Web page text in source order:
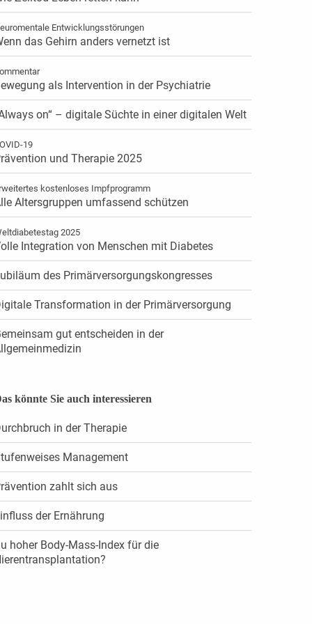
Entwicklungsstörungen
das Gehirn anders vernetzt ist
als Intervention in der Psychiatrie
on“ – digitale Süchte in einer digitalen Welt
19
und Therapie 2025
kostenloses Impfprogramm
Altersgruppen umfassend schützen
2025
Integration von Menschen mit Diabetes
des Primärversorgungskongresses
Transformation in der Primärversorgung
gut entscheiden in der
könnte Sie auch interessieren
in der Therapie
Management
zahlt sich aus
der Ernährung
hoher Body-Mass-Index für die